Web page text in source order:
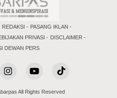
REDAKSI
PASANG IKLAN
PRIVASI
DISCLAIMER
DEWAN PERS
All Rights Reserved